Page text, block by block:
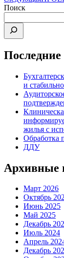
Поиск
Последние
и
жилья с
Обработка
ДДУ
Архивные
Март 2026
Октябрь
Июнь 2025
Май 2025
Декабрь
Июль 2024
Апрель
Декабрь